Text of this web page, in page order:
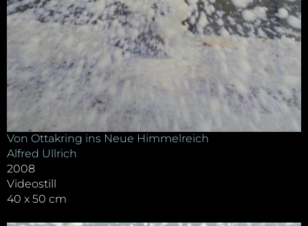
Von Ottakring ins Neue Himmelreich
Alfred Ullrich
2008
Videostill
40 x 50 cm